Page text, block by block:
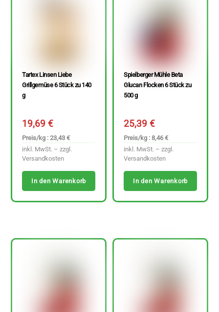
Tartex Linsen Liebe
Grillgemüse 6 Stück zu 140
g
19,69€
Preis/kg : 23,43 €
inkl. MwSt. – zzgl.
Versandkosten
In den Warenkorb
Spielberger Mühle Beta
Glucan Flocken 6 Stück zu
500 g
25,39€
Preis/kg : 8,46 €
inkl. MwSt. – zzgl.
Versandkosten
In den Warenkorb